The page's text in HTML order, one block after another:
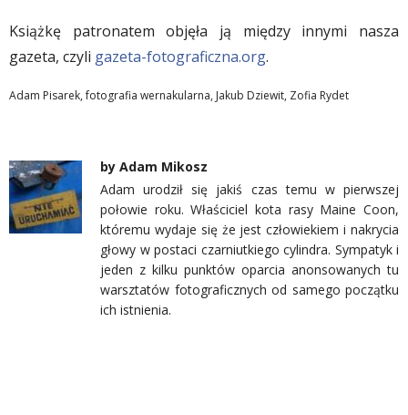
Książkę patronatem objęła ją między innymi nasza
gazeta, czyli gazeta-fotograficzna.org.
Adam Pisarek,fotografia wernakularna, Jakub Dziewit, Zofia Rydet
by Adam Mikosz
Adam urodził się jakiś czas temu w pierwszej
połowie roku. Właściciel kota rasy Maine Coon,
któremu wydaje się że jest człowiekiem i nakrycia
głowy w postaci czarniutkiego cylindra. Sympatyk i
jeden z kilku punktów oparcia anonsowanych tu
warsztatów fotograficznych od samego początku
ich istnienia.